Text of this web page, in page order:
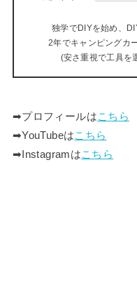
独学でDIYを始め、
2年でキャンピングカ
(安さ重視で工具を
➡︎プロフィールはこちら
➡︎YouTubeはこちら
➡︎Instagramはこちら